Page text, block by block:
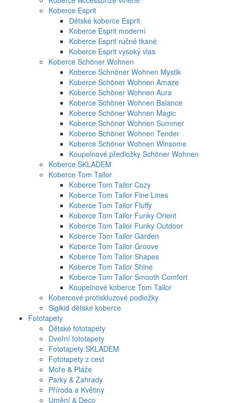
Koberce Esprit
Dětské koberce Esprit
Koberce Esprit moderní
Koberce Esprit ručně tkané
Koberce Esprit vysoký vlas
Koberce Schöner Wohnen
Koberce Schnöner Wohnen Mystik
Koberce Schöner Wohnen Amaze
Koberce Schöner Wohnen Aura
Koberce Schöner Wohnen Balance
Koberce Schöner Wohnen Magic
Koberce Schöner Wohnen Summer
Koberce Schöner Wohnen Tender
Koberce Schöner Wohnen Winsome
Koupelnové předložky Schöner Wohnen
Koberce SKLADEM
Koberce Tom Tailor
Koberce Tom Tailor Cozy
Koberce Tom Tailor Fine Lines
Koberce Tom Tailor Fluffy
Koberce Tom Tailor Funky Orient
Koberce Tom Tailor Funky Outdoor
Koberce Tom Tailor Garden
Koberce Tom Tailor Groove
Koberce Tom Tailor Shapes
Koberce Tom Tailor Shine
Koberce Tom Tailor Smooth Comfort
Koupelnové koberce Tom Tailor
Kobercové protiskluzové podložky
Sigikid dětské koberce
Fototapety
Dětské fototapety
Dveřní fototapety
Fototapety SKLADEM
Fototapety z cest
Moře & Pláže
Parky & Zahrady
Příroda a Květiny
Umění & Deco